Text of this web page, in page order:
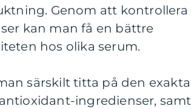
Genom att kontrollera
kan man få en bättre
hos olika serum.
särskilt titta på den exakta
ingredienser, samt